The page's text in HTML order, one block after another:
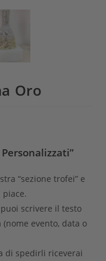
Oro
“sezione trofei” e
scrivere il testo
evento, data o
di spedirli riceverai